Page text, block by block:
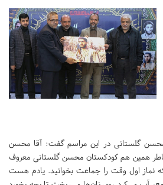
گلستانی در این مراسم گفت: آقا محسن
همین هم کودکستان محسن گلستانی معروف
نماز اول وقت را جماعت بخوانید. یادم هست